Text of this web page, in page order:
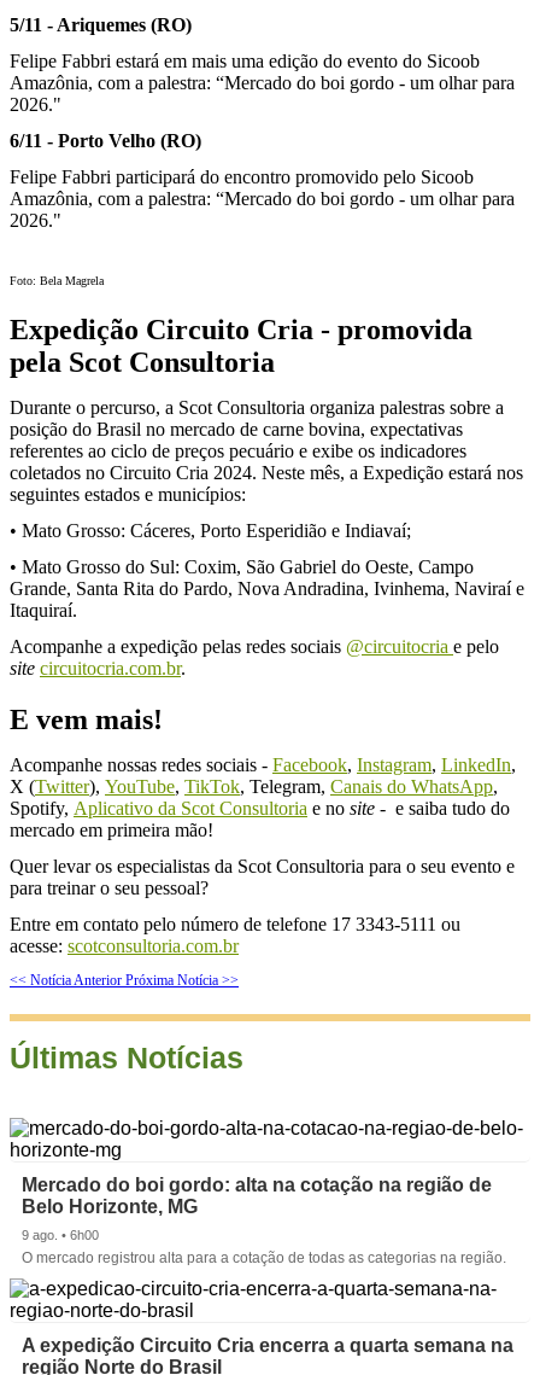
5/11 - Ariquemes (RO)
Felipe Fabbri estará em mais uma edição do evento do Sicoob
Amazônia, com a palestra: “Mercado do boi gordo - um olhar para
2026."
6/11 - Porto Velho (RO)
Felipe Fabbri participará do encontro promovido pelo Sicoob
Amazônia, com a palestra: “Mercado do boi gordo - um olhar para
2026."
Foto: Bela Magrela
Expedição Circuito Cria - promovida
pela Scot Consultoria
Durante o percurso, a Scot Consultoria organiza palestras sobre a
posição do Brasil no mercado de carne bovina, expectativas
referentes ao ciclo de preços pecuário e exibe os indicadores
coletados no Circuito Cria 2024. Neste mês, a Expedição estará nos
seguintes estados e municípios:
• Mato Grosso: Cáceres, Porto Esperidião e Indiavaí;
• Mato Grosso do Sul: Coxim, São Gabriel do Oeste, Campo
Grande, Santa Rita do Pardo, Nova Andradina, Ivinhema, Naviraí e
Itaquiraí.
Acompanhe a expedição pelas redes sociais @circuitocria e pelo
site circuitocria.com.br.
E vem mais!
Acompanhe nossas redes sociais - Facebook, Instagram, LinkedIn,
X (Twitter), YouTube, TikTok, Telegram, Canais do WhatsApp,
Spotify, Aplicativo da Scot Consultoria e no site - e saiba tudo do
mercado em primeira mão!
Quer levar os especialistas da Scot Consultoria para o seu evento e
para treinar o seu pessoal?
Entre em contato pelo número de telefone 17 3343-5111 ou
acesse: scotconsultoria.com.br
<< Notícia Anterior Próxima Notícia >>
Últimas Notícias
Mercado do boi gordo: alta na cotação na região de
Belo Horizonte, MG
9 ago. • 6h00
O mercado registrou alta para a cotação de todas as categorias na região.
A expedição Circuito Cria encerra a quarta semana na
região Norte do Brasil